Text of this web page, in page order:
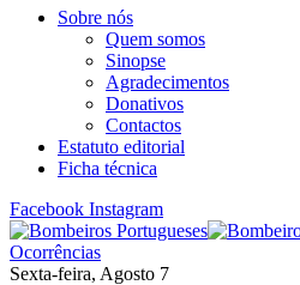
Sobre nós
Quem somos
Sinopse
Agradecimentos
Donativos
Contactos
Estatuto editorial
Ficha técnica
Facebook Instagram
Ocorrências
Sexta-feira, Agosto 7